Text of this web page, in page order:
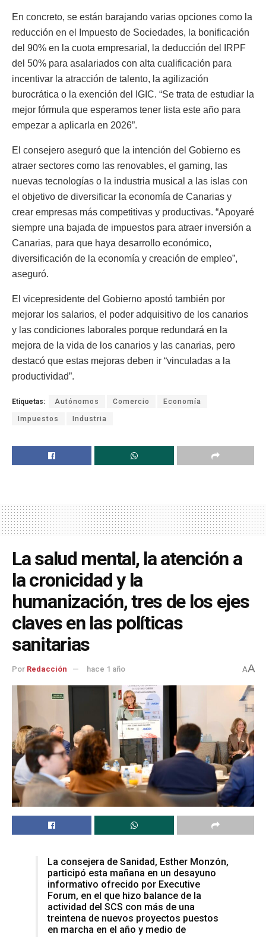
En concreto, se están barajando varias opciones como la
reducción en el Impuesto de Sociedades, la bonificación
del 90% en la cuota empresarial, la deducción del IRPF
del 50% para asalariados con alta cualificación para
incentivar la atracción de talento, la agilización
burocrática o la exención del IGIC. “Se trata de estudiar la
mejor fórmula que esperamos tener lista este año para
empezar a aplicarla en 2026”.
El consejero aseguró que la intención del Gobierno es
atraer sectores como las renovables, el gaming, las
nuevas tecnologías o la industria musical a las islas con
el objetivo de diversificar la economía de Canarias y
crear empresas más competitivas y productivas. “Apoyaré
siempre una bajada de impuestos para atraer inversión a
Canarias, para que haya desarrollo económico,
diversificación de la economía y creación de empleo”,
aseguró.
El vicepresidente del Gobierno apostó también por
mejorar los salarios, el poder adquisitivo de los canarios
y las condiciones laborales porque redundará en la
mejora de la vida de los canarios y las canarias, pero
destacó que estas mejoras deben ir “vinculadas a la
productividad”.
Etiquetas: Autónomos Comercio Economía
Impuestos Industria
La salud mental, la atención a
la cronicidad y la
humanización, tres de los ejes
claves en las políticas
sanitarias
Por Redacción hace 1 año AA
La consejera de Sanidad, Esther Monzón,
participó esta mañana en un desayuno
informativo ofrecido por Executive
Forum, en el que hizo balance de la
actividad del SCS con más de una
treintena de nuevos proyectos puestos
en marcha en el año y medio de